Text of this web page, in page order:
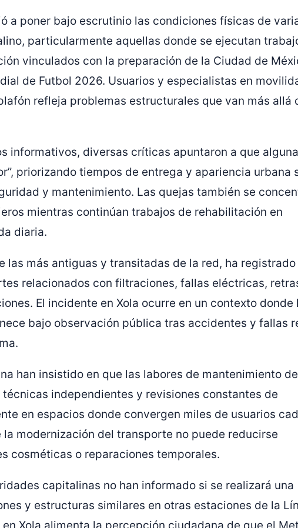
a poner bajo escrutinio las condiciones físicas de
particularmente aquellas donde se ejecutan
vinculados con la preparación de la Ciudad de
de Futbol 2026. Usuarios y especialistas en
refleja problemas estructurales que van más allá
informativos, diversas críticas apuntaron a que
priorizando tiempos de entrega y apariencia urbana
y mantenimiento. Las quejas también se
mientras continúan trabajos de rehabilitación en
diaria.
las más antiguas y transitadas de la red, ha registrado
relacionados con filtraciones, fallas eléctricas,
El incidente en Xola ocurre en un contexto donde
bajo observación pública tras accidentes y fallas
han insistido en que las labores de mantenimiento
independientes y revisiones constantes de
en espacios donde convergen miles de usuarios
modernización del transporte no puede reducirse
cosméticas o reparaciones temporales.
capitalinas no han informado si se realizará una
y estructuras similares en otras estaciones de la